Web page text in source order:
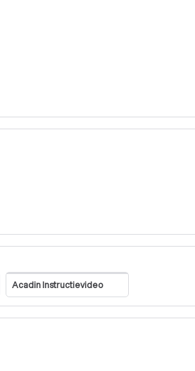
Acadin Instructievideo